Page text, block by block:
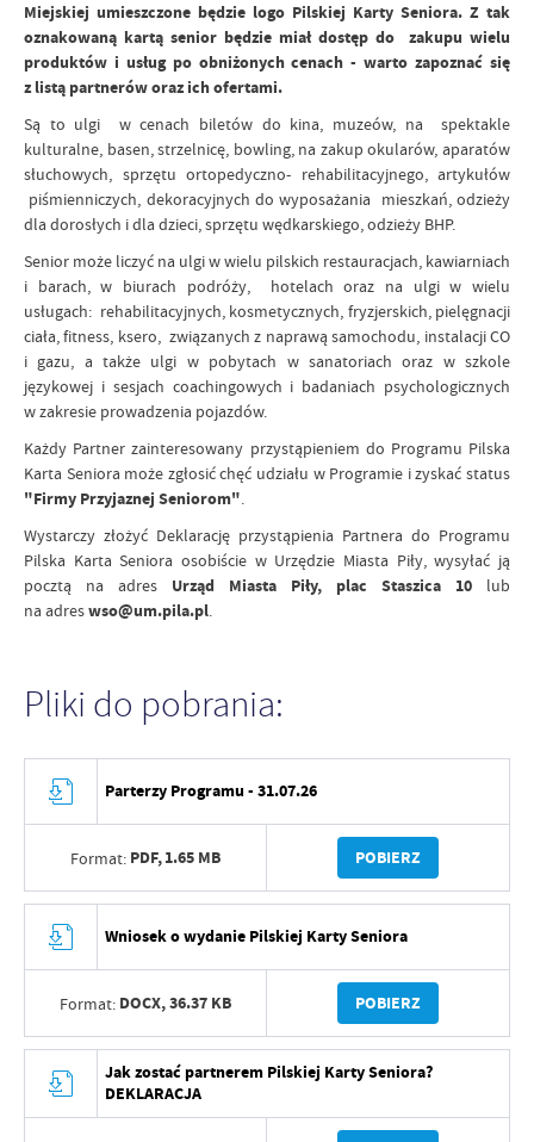
Miejskiej umieszczone będzie logo Pilskiej Karty Seniora. Z tak
oznakowaną kartą senior będzie miał dostęp do zakupu wielu
produktów i usług po obniżonych cenach -warto zapoznać się
z listą partnerów oraz ich ofertami.
Są to ulgi w cenach biletów do kina, muzeów, na spektakle
kulturalne, basen, strzelnicę, bowling, na zakup okularów, aparatów
słuchowych, sprzętu ortopedyczno- rehabilitacyjnego, artykułów
piśmienniczych, dekoracyjnych do wyposażania mieszkań, odzieży
dla dorosłych i dla dzieci, sprzętu wędkarskiego, odzieży BHP.
Senior może liczyć na ulgi w wielu pilskich restauracjach, kawiarniach
i barach, w biurach podróży, hotelach oraz na ulgi w wielu
usługach: rehabilitacyjnych, kosmetycznych, fryzjerskich, pielęgnacji
ciała, fitness, ksero, związanych z naprawą samochodu, instalacji CO
i gazu, a także ulgi w pobytach w sanatoriach oraz w szkole
językowej i sesjach coachingowych i badaniach psychologicznych
w zakresie prowadzenia pojazdów.
Każdy Partner zainteresowany przystąpieniem do Programu Pilska
Karta Seniora może zgłosić chęć udziału w Programie i zyskać status
"Firmy Przyjaznej Seniorom".
Wystarczy złożyć Deklarację przystąpienia Partnera do Programu
Pilska Karta Seniora osobiście w Urzędzie Miasta Piły, wysyłać ją
pocztą na adres Urząd Miasta Piły, plac Staszica 10 lub
na adreswso@um.pila.pl.
Pliki do pobrania:
Parterzy Programu - 31.07.26
Format: PDF,1.65 MB POBIERZ
Wniosek o wydanie Pilskiej Karty Seniora
Format: DOCX,36.37 KB POBIERZ
Jak zostać partnerem Pilskiej Karty Seniora?
DEKLARACJA